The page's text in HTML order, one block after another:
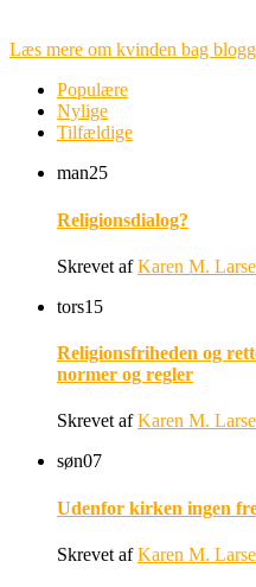
Læs mere om kvinden bag
Populære
Nylige
Tilfældige
man25
Religionsdialog?
Skrevet afKaren M.
tors15
Religionsfriheden og
normer og regler
Skrevet afKaren M.
søn07
Udenfor kirken ingen
Skrevet afKaren M.